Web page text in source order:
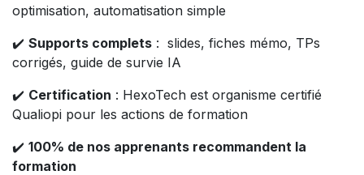
optimisation, automatisation simple
✔️ Supports complets : slides, fiches mémo, TPs
corrigés, guide de survie IA
✔️ Certification : HexoTech est organisme certifié
Qualiopi pour les actions de formation
✔️ 100% de nos apprenants recommandent la
formation